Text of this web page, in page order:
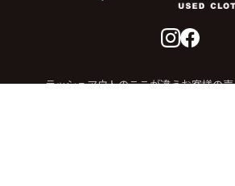
ラッシュアウトのここが違うお客様の声